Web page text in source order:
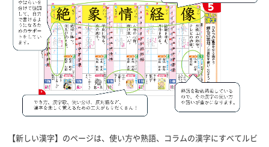
【新しい漢字】のページは、使い方や熟語、コラムの漢字にすべてルビ